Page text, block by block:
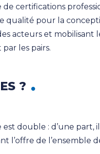
certifications
qualité pour la
acteurs et
les pairs.
?
double : d’une
l’offre de